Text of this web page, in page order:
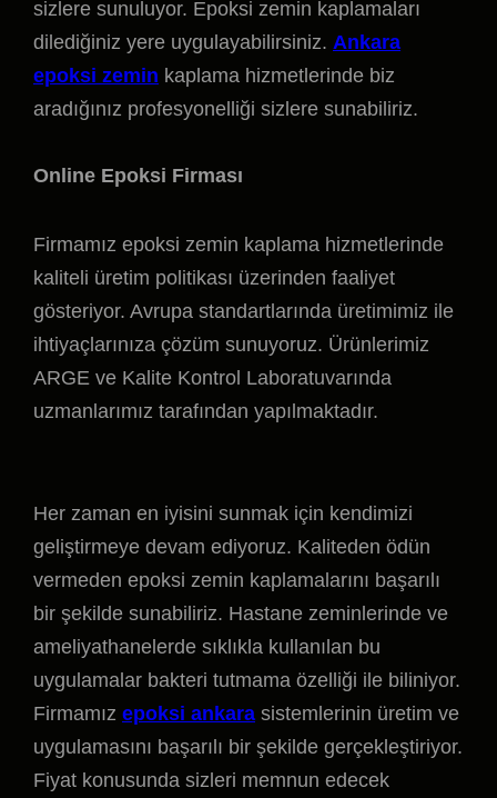
sizlere sunuluyor. Epoksi zemin kaplamaları
dilediğiniz yere uygulayabilirsiniz. Ankara
epoksi zemin kaplama hizmetlerinde biz
aradığınız profesyonelliği sizlere sunabiliriz.
Online Epoksi Firması
Firmamız epoksi zemin kaplama hizmetlerinde
kaliteli üretim politikası üzerinden faaliyet
gösteriyor. Avrupa standartlarında üretimimiz ile
ihtiyaçlarınıza çözüm sunuyoruz. Ürünlerimiz
ARGE ve Kalite Kontrol Laboratuvarında
uzmanlarımız tarafından yapılmaktadır.
Her zaman en iyisini sunmak için kendimizi
geliştirmeye devam ediyoruz. Kaliteden ödün
vermeden epoksi zemin kaplamalarını başarılı
bir şekilde sunabiliriz. Hastane zeminlerinde ve
ameliyathanelerde sıklıkla kullanılan bu
uygulamalar bakteri tutmama özelliği ile biliniyor.
Firmamız epoksi ankara sistemlerinin üretim ve
uygulamasını başarılı bir şekilde gerçekleştiriyor.
Fiyat konusunda sizleri memnun edecek